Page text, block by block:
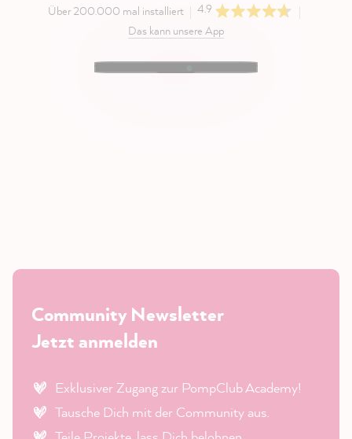
Über 200.000 mal installiert
4.9
Das kann unsere App
Community Newsletter
Jetzt anmelden
Exklusiver Zugang zur PompClub Academy!
Tausche Dich mit der Community aus.